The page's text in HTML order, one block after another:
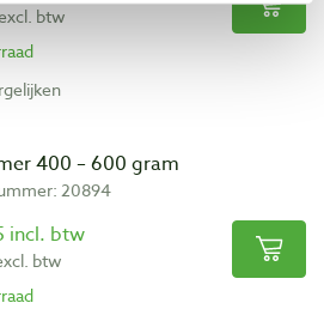
btw
400 – 600 gram
20894
incl. btw
btw